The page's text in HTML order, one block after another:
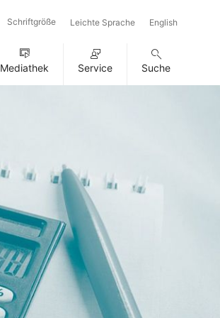
Schriftgröße Leichte Sprache English
Mediathek Service Suche